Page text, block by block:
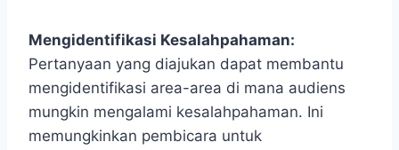
Mengidentifikasi Kesalahpahaman:
Pertanyaan yang diajukan dapat membantu
mengidentifikasi area-area di mana audiens
mungkin mengalami kesalahpahaman. Ini
memungkinkan pembicara untuk